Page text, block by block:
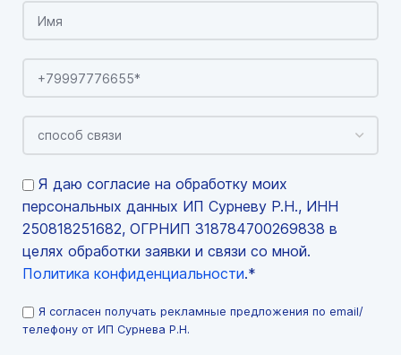
Я даю согласие на обработку моих
персональных данных ИП Сурневу Р.Н., ИНН
250818251682, ОГРНИП 318784700269838 в
целях обработки заявки и связи со мной.
Политика конфиденциальности.*
Я согласен получать рекламные предложения по email/
телефону от ИП Сурнева Р.Н.